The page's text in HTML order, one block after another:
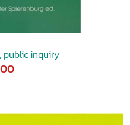
public inquiry